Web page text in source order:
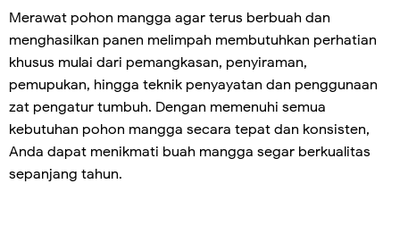
Merawat pohon mangga agar terus berbuah dan
menghasilkan panen melimpah membutuhkan perhatian
khusus mulai dari pemangkasan, penyiraman,
pemupukan, hingga teknik penyayatan dan penggunaan
zat pengatur tumbuh. Dengan memenuhi semua
kebutuhan pohon mangga secara tepat dan konsisten,
Anda dapat menikmati buah mangga segar berkualitas
sepanjang tahun.